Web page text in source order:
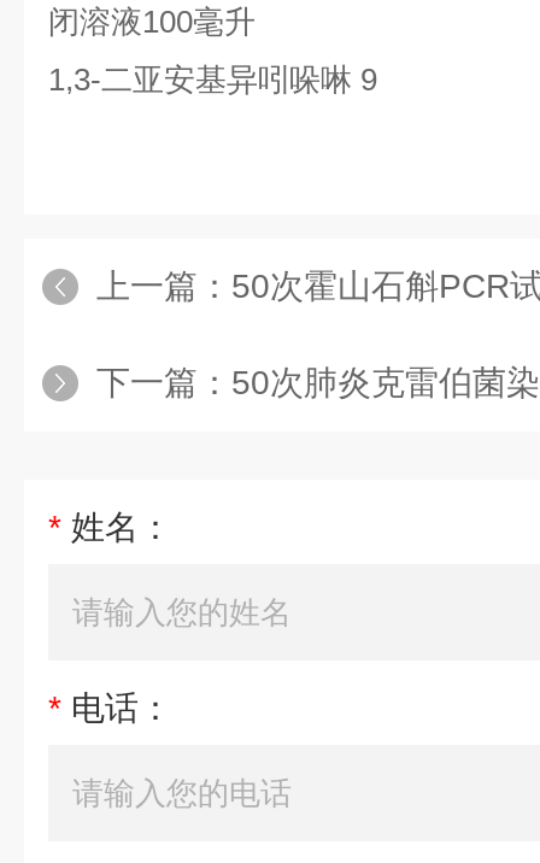
闭溶液100毫升
1,3-二亚安基异吲哚啉 9
上一篇： 50次霍山石斛PCR
下一篇： 50次肺炎克雷伯菌染料
* 姓名：
* 电话：